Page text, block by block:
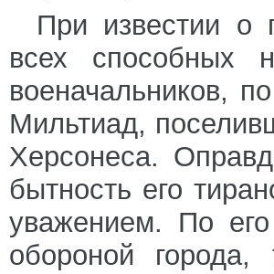
При известии о
всех способных
военачальников,
Мильтиад,
Херсонеса.
бытность его
уважением. По
обороной